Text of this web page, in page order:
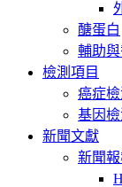
醣蛋白
輔助與
檢測項目
癌症檢
基因檢
新聞文獻
新聞